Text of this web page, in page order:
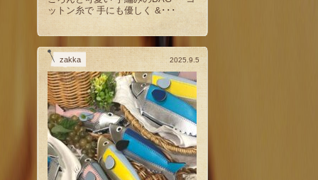
ットン糸で 手にも優しく &･･･
zakka 2025.9.5